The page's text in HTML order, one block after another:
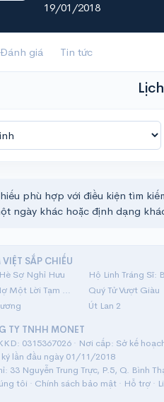
19/01/2018
Đánh giá Tin tức
phù hợp với điều kiện tìm
ngày khác hoặc định dạng
SẮP CHIẾU
Sợ Nghỉ Hưu
Mãi Nợ Một Lời Tạm Biệt
Quý Tử Vượt Giàu
Út Lan 2
TY TNHH MONET
0315367026 · Nơi cấp: Sở kế
lần đầu ngày 01/11/2018
33 Nguyễn Trung Trực, P.5, Q. Bình
tôi · Chính sách bảo mật· Hỗ trợ·